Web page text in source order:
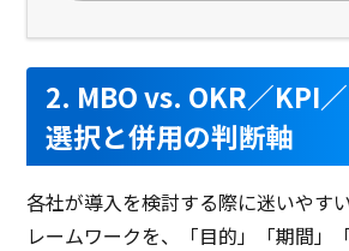
2. MBO vs. OKR／KPI
選択と併用の判断軸
各社が導入を検討する際に迷いやす
レームワークを、「目的」「期間」